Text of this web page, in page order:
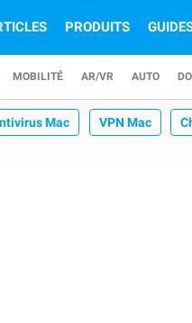
PRODUITS
MOBILITÉ AR/VR AUTO
Mac VPN Mac